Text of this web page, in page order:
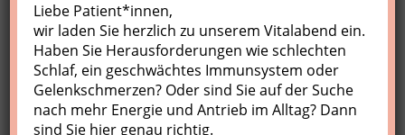
Nächste Kurse
Keine Veranstaltungen
Profil
Liebe Patient*innen,
wir laden Sie herzlich zu unserem Vitalabend ein.
Haben Sie Herausforderungen wie schlechten
Schlaf, ein geschwächtes Immunsystem oder
Gelenkschmerzen? Oder sind Sie auf der Suche
nach mehr Energie und Antrieb im Alltag? Dann
sind Sie hier genau richtig.